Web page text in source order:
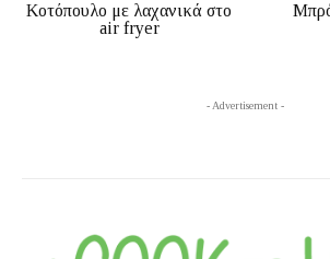
Κοτόπουλο με λαχανικά στο
air fryer
- Advertisement -